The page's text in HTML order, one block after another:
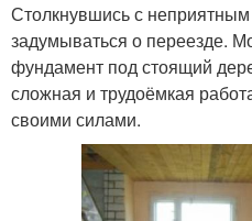
Столкнувшись с
задумываться о переезде.
фундамент под стоящий
сложная и трудоёмкая
своими силами.